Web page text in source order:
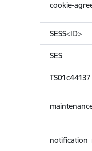
cookie-
SESS<ID>
SES
TS01c44137